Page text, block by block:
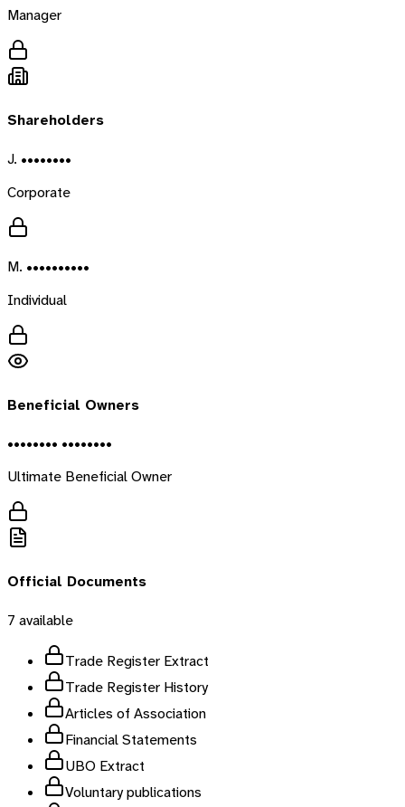
Manager
Shareholders
J. ••••••••
Corporate
M. ••••••••••
Individual
Beneficial Owners
•••••••• ••••••••
Ultimate Beneficial Owner
Official Documents
7 available
Trade Register Extract
Trade Register History
Articles of Association
Financial Statements
UBO Extract
Voluntary publications